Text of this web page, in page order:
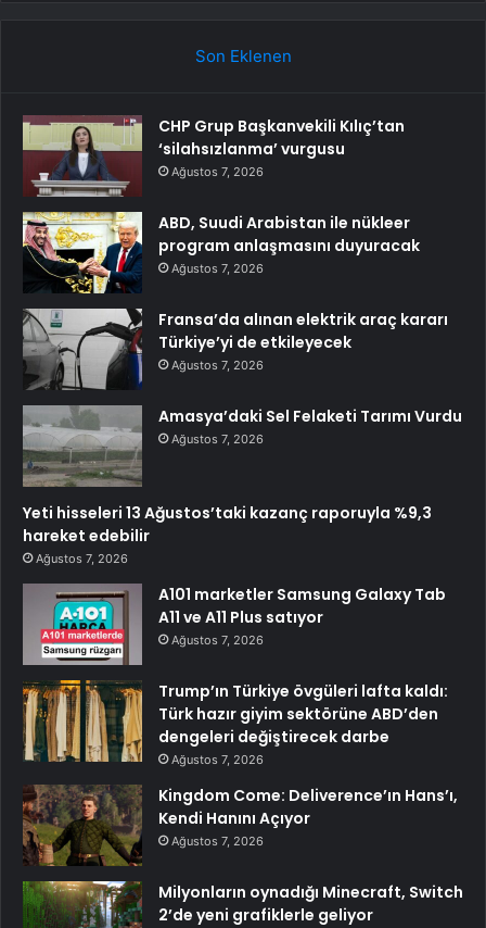
Son Eklenen
CHP Grup Başkanvekili Kılıç’tan
‘silahsızlanma’ vurgusu
Ağustos 7, 2026
ABD, Suudi Arabistan ile nükleer
program anlaşmasını duyuracak
Ağustos 7, 2026
Fransa’da alınan elektrik araç kararı
Türkiye’yi de etkileyecek
Ağustos 7, 2026
Amasya’daki Sel Felaketi Tarımı Vurdu
Ağustos 7, 2026
Yeti hisseleri 13 Ağustos’taki kazanç raporuyla %9,3
hareket edebilir
Ağustos 7, 2026
A101 marketler Samsung Galaxy Tab
A11 ve A11 Plus satıyor
Ağustos 7, 2026
Trump’ın Türkiye övgüleri lafta kaldı:
Türk hazır giyim sektörüne ABD’den
dengeleri değiştirecek darbe
Ağustos 7, 2026
Kingdom Come: Deliverence’ın Hans’ı,
Kendi Hanını Açıyor
Ağustos 7, 2026
Milyonların oynadığı Minecraft, Switch
2’de yeni grafiklerle geliyor